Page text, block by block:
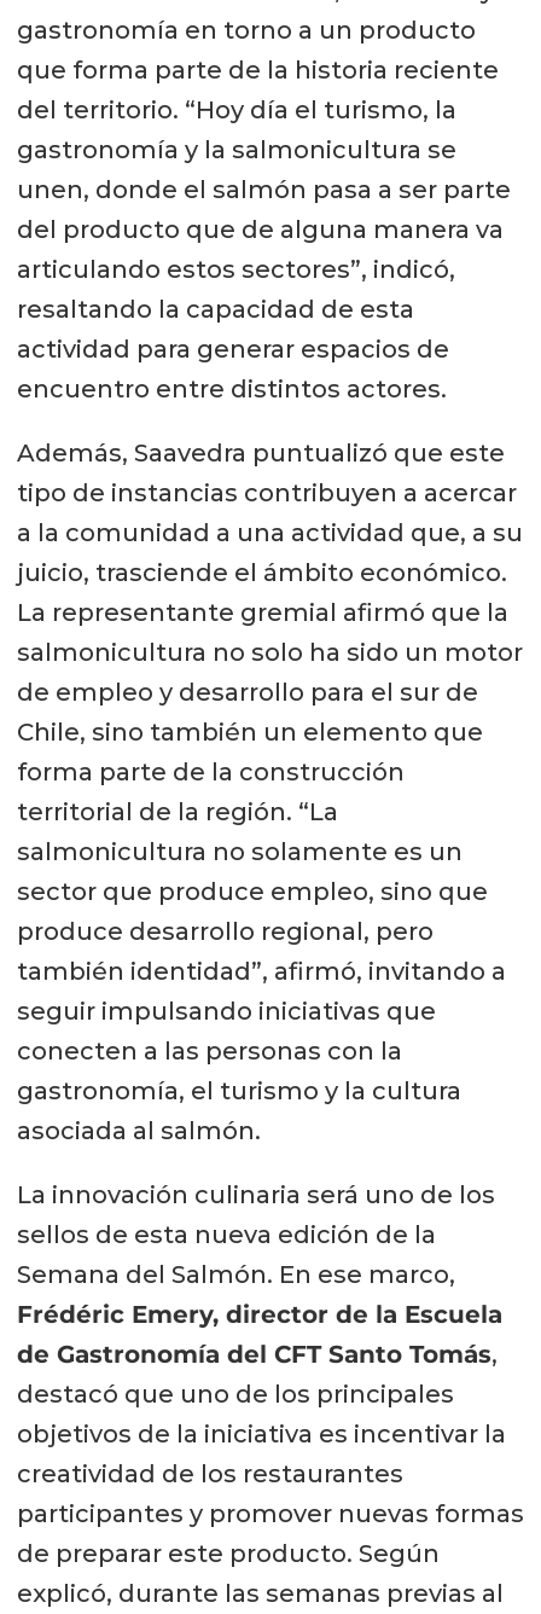
gastronomía en torno a un producto
que forma parte de la historia reciente
del territorio. “Hoy día el turismo, la
gastronomía y la salmonicultura se
unen, donde el salmón pasa a ser parte
del producto que de alguna manera va
articulando estos sectores”, indicó,
resaltando la capacidad de esta
actividad para generar espacios de
encuentro entre distintos actores.
Además, Saavedra puntualizó que este
tipo de instancias contribuyen a acercar
a la comunidad a una actividad que, a su
juicio, trasciende el ámbito económico.
La representante gremial afirmó que la
salmonicultura no solo ha sido un motor
de empleo y desarrollo para el sur de
Chile, sino también un elemento que
forma parte de la construcción
territorial de la región. “La
salmonicultura no solamente es un
sector que produce empleo, sino que
produce desarrollo regional, pero
también identidad”, afirmó, invitando a
seguir impulsando iniciativas que
conecten a las personas con la
gastronomía, el turismo y la cultura
asociada al salmón.
La innovación culinaria será uno de los
sellos de esta nueva edición de la
Semana del Salmón. En ese marco,
Frédéric Emery, director de la Escuela
de Gastronomía del CFT Santo Tomás,
destacó que uno de los principales
objetivos de la iniciativa es incentivar la
creatividad de los restaurantes
participantes y promover nuevas formas
de preparar este producto. Según
explicó, durante las semanas previas al